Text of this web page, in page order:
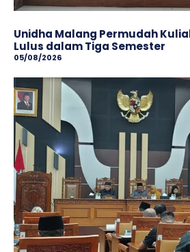
Unidha Malang Permudah
Lulus dalam Tiga Semester
05/08/2026